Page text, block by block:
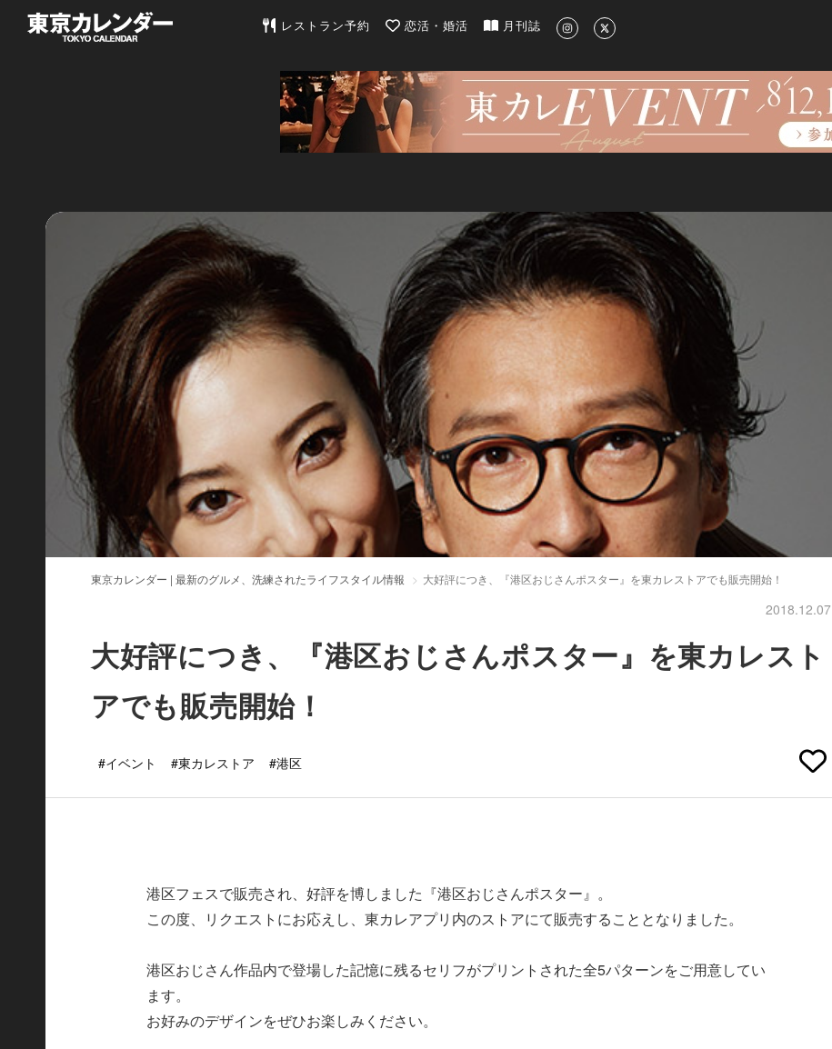
東京カレンダー | 最新のグルメ、洗練されたライフスタイル情報
レストラン予約 恋活・婚活 月刊誌
東京カレンダー | 最新のグルメ、洗練されたライフスタイル情報 大好評につき、『港区おじさんポスター』を東カレストアでも販売開始！
2018.12.07
大好評につき、『港区おじさんポスター』を東カレスト
アでも販売開始！
#イベント #東カレストア #港区
港区フェスで販売され、好評を博しました『港区おじさんポスター』。
この度、リクエストにお応えし、東カレアプリ内のストアにて販売することとなりました。
港区おじさん作品内で登場した記憶に残るセリフがプリントされた全5パターンをご用意してい
ます。
お好みのデザインをぜひお楽しみください。